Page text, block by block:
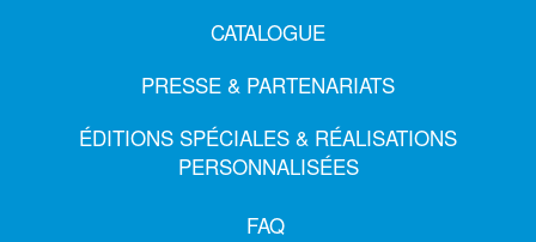
CATALOGUE
PRESSE & PARTENARIATS
ÉDITIONS SPÉCIALES & RÉALISATIONS
PERSONNALISÉES
FAQ